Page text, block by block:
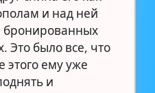
и над ней
бронированных
Это было все, что
этого ему уже
и